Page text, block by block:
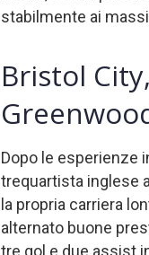
stabilmente ai
Bristol
Dopo le esperienze
trequartista inglese
la propria carriera
alternato buone
tre gol e due assist